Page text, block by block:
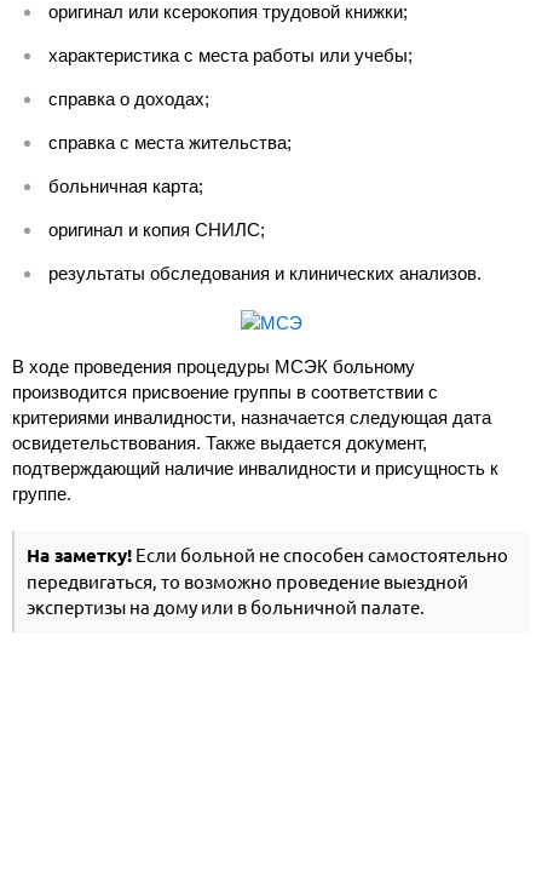
оригинал или ксерокопия трудовой книжки;
характеристика с места работы или учебы;
справка о доходах;
справка с места жительства;
больничная карта;
оригинал и копия СНИЛС;
результаты обследования и клинических анализов.
В ходе проведения процедуры МСЭК больному
производится присвоение группы в соответствии с
критериями инвалидности, назначается следующая дата
освидетельствования. Также выдается документ,
подтверждающий наличие инвалидности и присущность к
группе.
На заметку! Если больной не способен самостоятельно
передвигаться, то возможно проведение выездной
экспертизы на дому или в больничной палате.